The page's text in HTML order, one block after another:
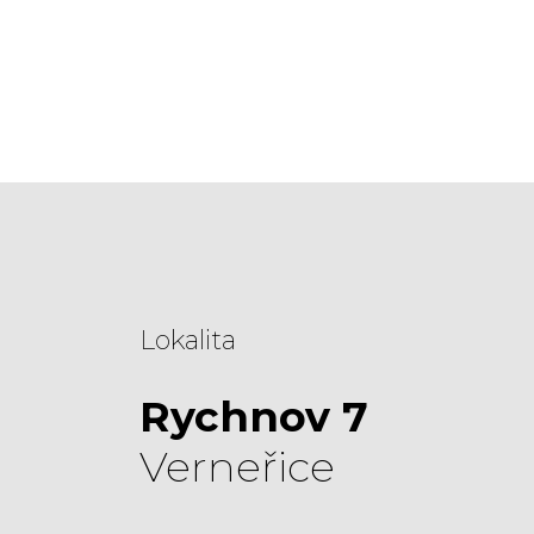
Lokalita
Rychnov 7
Verneřice